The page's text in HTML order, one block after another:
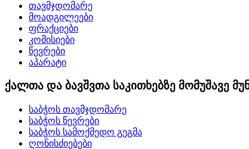
თავმჯდომარე
მოადგილეები
ფრაქციები
კომისიები
წევრები
აპარატი
ქალთა და ბავშვთა საკითხებზე მომუშავე
საბჭოს თავმჯდომარე
საბჭოს წევრები
საბჭოს სამოქმედო გეგმა
ღონისძიებები